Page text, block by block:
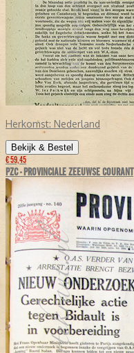
Herkomst: Nederland
Bekijk & Bestel
€ 59,45
PZC - PROVINCIALE ZEEUWSE COURANT